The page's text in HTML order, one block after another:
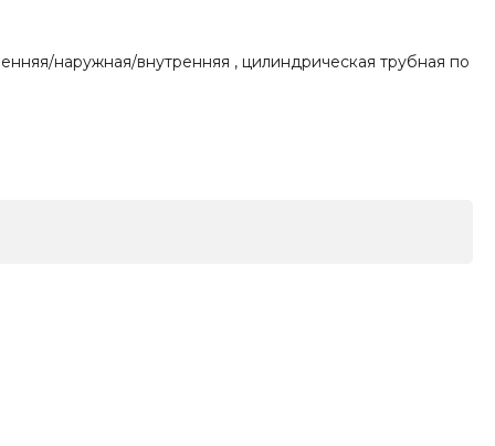
наружная/внутренняя , цилиндрическая трубная по